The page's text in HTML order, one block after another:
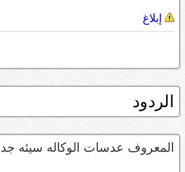
إبلاغ
الردود
المعروف عدسات الوكاله سيئه جدا